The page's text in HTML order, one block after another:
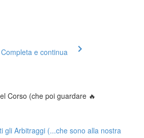
Completa e continua
Corso (che poi guardare 🔥
gli Arbitraggi (...che sono alla nostra